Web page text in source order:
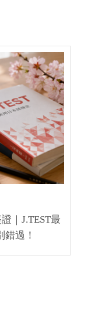
｜J.TEST最
過！